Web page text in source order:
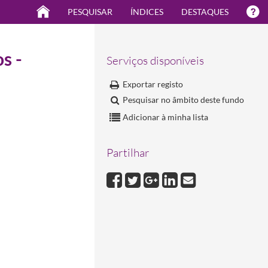
PESQUISAR ÍNDICES DESTAQUES
Serviços disponíveis
Exportar registo
Pesquisar no âmbito deste fundo
Adicionar à minha lista
Partilhar
-